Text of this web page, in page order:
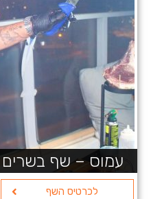
עמוס – שף בשרים
לכרטיס השף